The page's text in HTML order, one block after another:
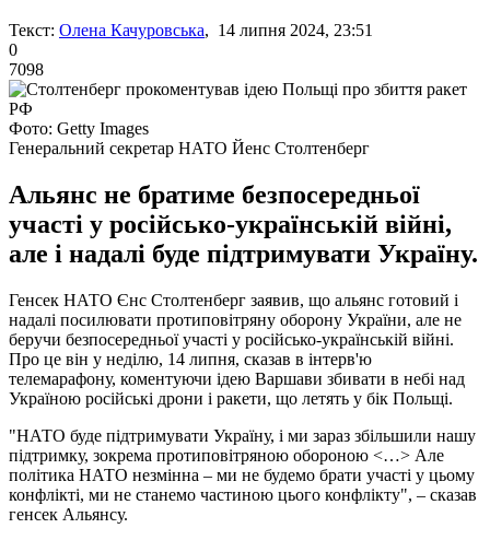
Текст: Олена Качуровська, 14 липня 2024, 23:51
0
7098
Фото: Getty Images
Генеральний секретар НАТО Йенс Столтенберг
Альянс не братиме безпосередньої
участі у російсько-українській війні,
але і надалі буде підтримувати Україну.
Генсек НАТО Єнс Столтенберг заявив, що альянс готовий і
надалі посилювати протиповітряну оборону України, але не
беручи безпосередньої участі у російсько-українській війні.
Про це він у неділю, 14 липня, сказав в інтерв'ю
телемарафону, коментуючи ідею Варшави збивати в небі над
Україною російські дрони і ракети, що летять у бік Польщі.
"НАТО буде підтримувати Україну, і ми зараз збільшили нашу
підтримку, зокрема протиповітряною обороною <…> Але
політика НАТО незмінна – ми не будемо брати участі у цьому
конфлікті, ми не станемо частиною цього конфлікту", – сказав
генсек Альянсу.